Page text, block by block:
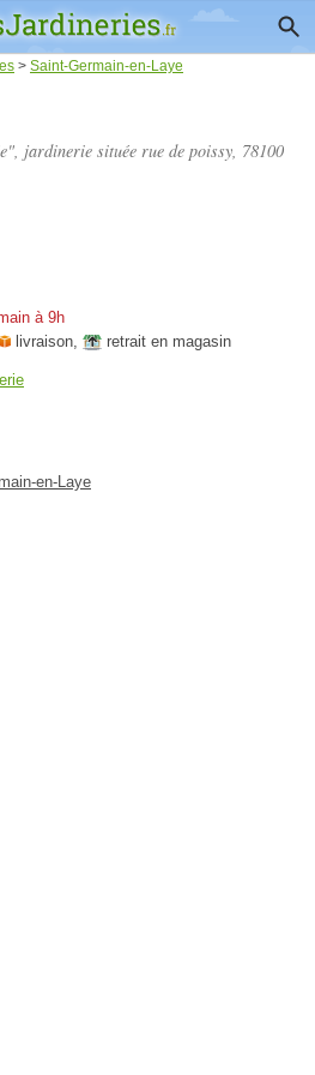
> Saint-Germain-en-Laye
jardinerie située rue de poissy, 78100
à 9h
livraison, retrait en magasin
en-Laye